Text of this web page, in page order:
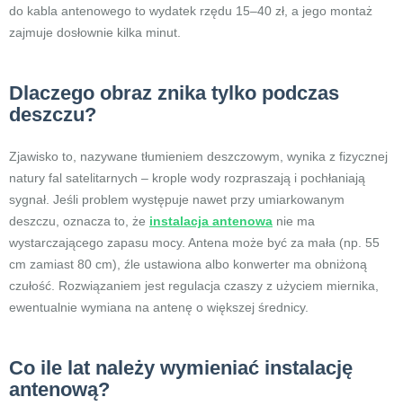
do kabla antenowego to wydatek rzędu 15–40 zł, a jego montaż
zajmuje dosłownie kilka minut.
Dlaczego obraz znika tylko podczas
deszczu?
Zjawisko to, nazywane tłumieniem deszczowym, wynika z fizycznej
natury fal satelitarnych – krople wody rozpraszają i pochłaniają
sygnał. Jeśli problem występuje nawet przy umiarkowanym
deszczu, oznacza to, że instalacja antenowa nie ma
wystarczającego zapasu mocy. Antena może być za mała (np. 55
cm zamiast 80 cm), źle ustawiona albo konwerter ma obniżoną
czułość. Rozwiązaniem jest regulacja czaszy z użyciem miernika,
ewentualnie wymiana na antenę o większej średnicy.
Co ile lat należy wymieniać instalację
antenową?